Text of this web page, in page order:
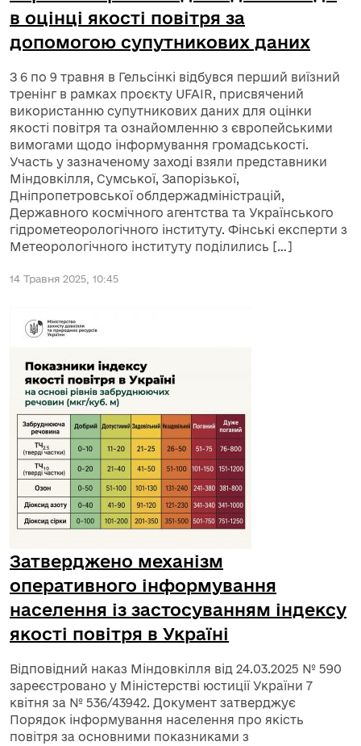
в оцінці якості повітря за
допомогою супутникових даних
З 6 по 9 травня в Гельсінкі відбувся перший виїзний
тренінг в рамках проєкту UFAIR, присвячений
використанню супутникових даних для оцінки
якості повітря та ознайомленню з європейськими
вимогами щодо інформування громадськості.
Участь у зазначеному заході взяли представники
Міндовкілля, Сумської, Запорізької,
Дніпропетровської облдержадміністрацій,
Державного космічного агентства та Українського
гідрометеорологічного інституту. Фінські експерти з
Метеорологічного інституту поділились […]
14 Травня 2025, 10:45
Затверджено механізм
оперативного інформування
населення із застосуванням індексу
якості повітря в Україні
Відповідний наказ Міндовкілля від 24.03.2025 № 590
зареєстровано у Міністерстві юстиції України 7
квітня за № 536/43942. Документ затверджує
Порядок інформування населення про якість
повітря за основними показниками з